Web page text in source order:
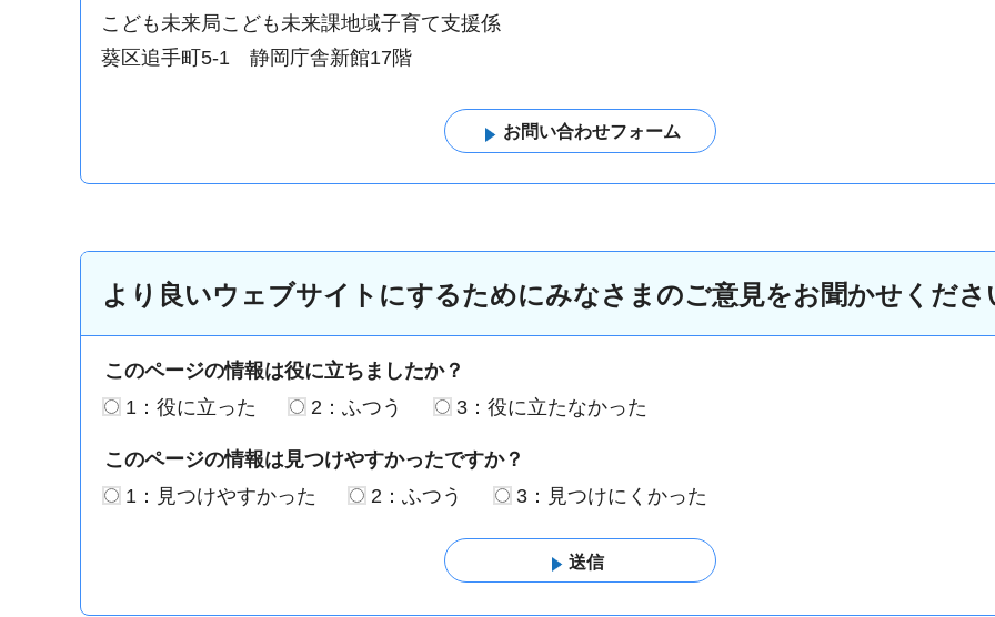
こども未来局こども未来課地域子育て支援係
葵区追手町5-1 静岡庁舎新館17階
より良いウェブサイトにするためにみなさまのご意見をお聞かせくださ
このページの情報は役に立ちましたか？
1：役に立った
2：ふつう 3：役に立たなかった
このページの情報は見つけやすかったですか？
1：見つけやすかった
2：ふつう 3：見つけにくかった